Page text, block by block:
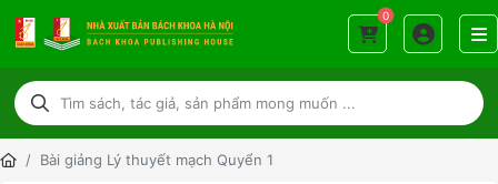
0
Bài giảng Lý thuyết mạch Quyển 1